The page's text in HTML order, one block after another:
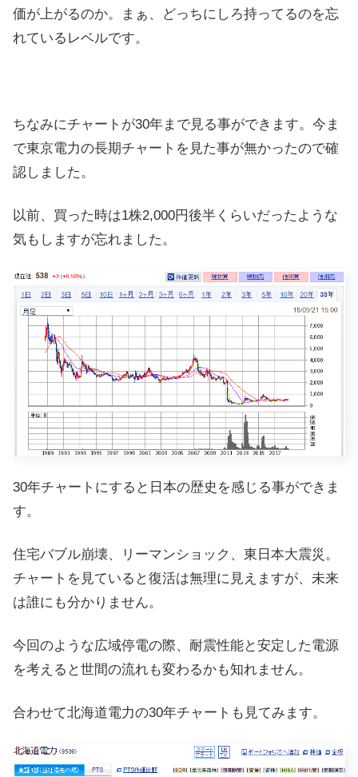
価が上がるのか。まぁ、どっちにしろ持ってるのを忘
れているレベルです。
ちなみにチャートが30年まで見る事ができます。今ま
で東京電力の長期チャートを見た事が無かったので確
認しました。
以前、買った時は1株2,000円後半くらいだったような
気もしますが忘れました。
30年チャートにすると日本の歴史を感じる事ができま
す。
住宅バブル崩壊、リーマンショック、東日本大震災。
チャートを見ていると復活は無理に見えますが、未来
は誰にも分かりません。
今回のような広域停電の際、耐震性能と安定した電源
を考えると世間の流れも変わるかも知れません。
合わせて北海道電力の30年チャートも見てみます。